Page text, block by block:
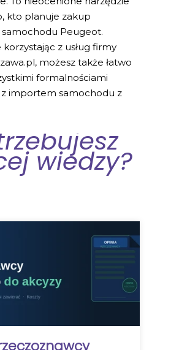
kto planuje zakup
Peugeot.
korzystając z usług firmy
możesz także łatwo
formalnościami
z importem samochodu z
wiedzy?